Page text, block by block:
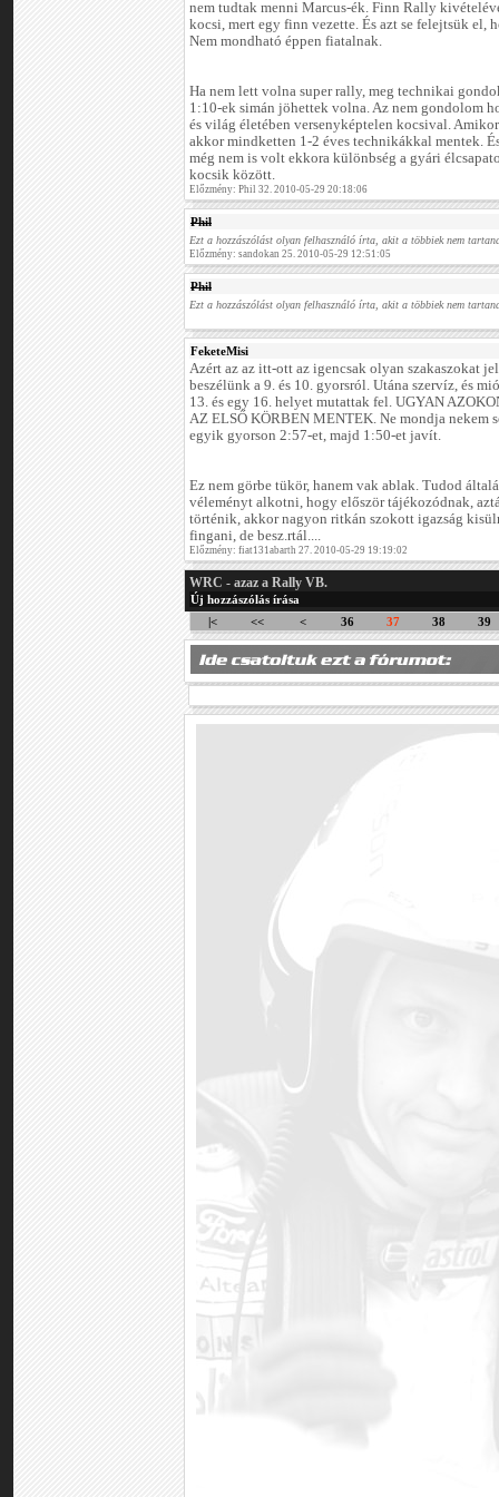
nem tudtak menni Marcus-ék. Finn Rally
kocsi, mert egy finn vezette. És azt se felejtsük el,
Nem mondható éppen fiatalnak.
Ha nem lett volna super rally, meg technikai
1:10-ek simán jöhettek volna. Az nem gondolom
és világ életében versenyképtelen kocsival.
akkor mindketten 1-2 éves technikákkal mentek.
még nem is volt ekkora különbség a gyári
kocsik között.
Előzmény: Phil 32. 2010-05-29 20:18:06
Phil
Ezt a hozzászólást olyan felhasználó írta, akit a többiek nem
Előzmény: sandokan 25. 2010-05-29 12:51:05
Phil
Ezt a hozzászólást olyan felhasználó írta, akit a többiek nem
FeketeMisi
Azért az az itt-ott az igencsak olyan szakaszokat
beszélünk a 9. és 10. gyorsról. Utána szervíz, és
13. és egy 16. helyet mutattak fel. UGYAN
AZ ELSŐ KÖRBEN MENTEK. Ne mondja nekem
egyik gyorson 2:57-et, majd 1:50-et javít.
Ez nem görbe tükör, hanem vak ablak. Tudod
véleményt alkotni, hogy először tájékozódnak,
történik, akkor nagyon ritkán szokott igazság
fingani, de besz.rtál....
Előzmény: fiat131abarth 27. 2010-05-29 19:19:02
WRC - azaz a Rally VB.
Új hozzászólás írása
|<
<< < 36 37 38 39